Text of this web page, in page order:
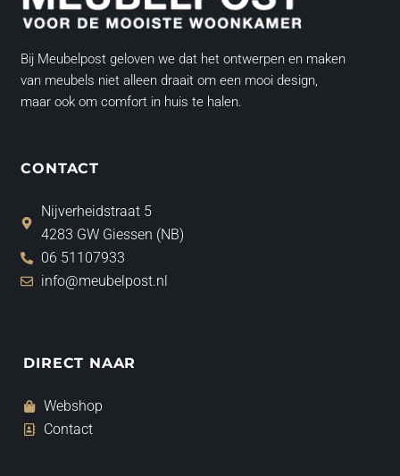
Bij Meubelpost geloven we dat het ontwerpen en maken
van meubels niet alleen draait om een mooi design,
maar ook om comfort in huis te halen.
CONTACT
Nijverheidstraat 5
4283 GW Giessen (NB)
06 51107933
info@meubelpost.nl
DIRECT NAAR
Webshop
Contact